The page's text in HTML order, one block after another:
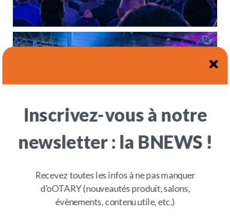
Inscrivez-vous à notre
newsletter : la BNEWS !
Recevez toutes les infos à ne pas manquer
d’oOTARY (nouveautés produit, salons,
évènements, contenu utile, etc.)